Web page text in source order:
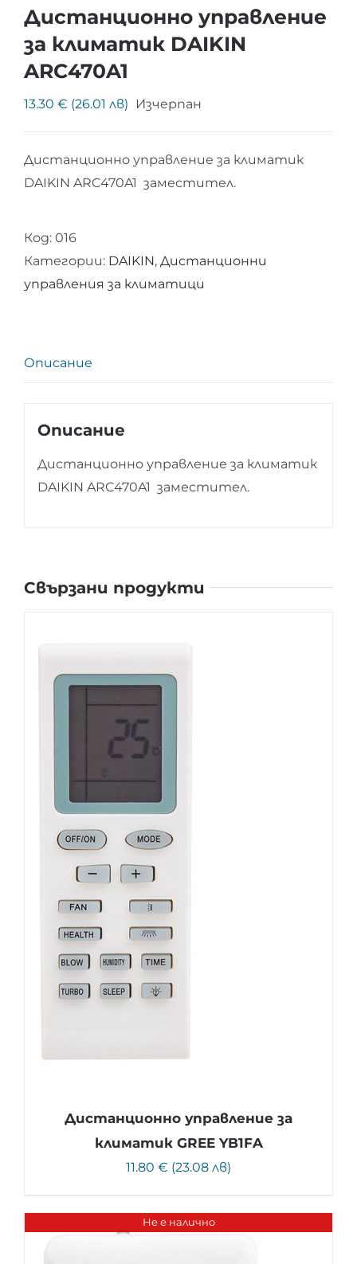
Дистанционно управление
за климатик DAIKIN
ARC470A1
13.30 € (26.01 лв) Изчерпан
Дистанционно управление за климатик
DAIKIN ARC470A1 заместител.
Код: 016
Категории: DAIKIN, Дистанционни
управления за климатици
Описание
Описание
Дистанционно управление за климатик
DAIKIN ARC470A1 заместител.
Свързани продукти
Дистанционно управление за
климатик GREE YB1FA
11.80 € (23.08 лв)
Не е налично